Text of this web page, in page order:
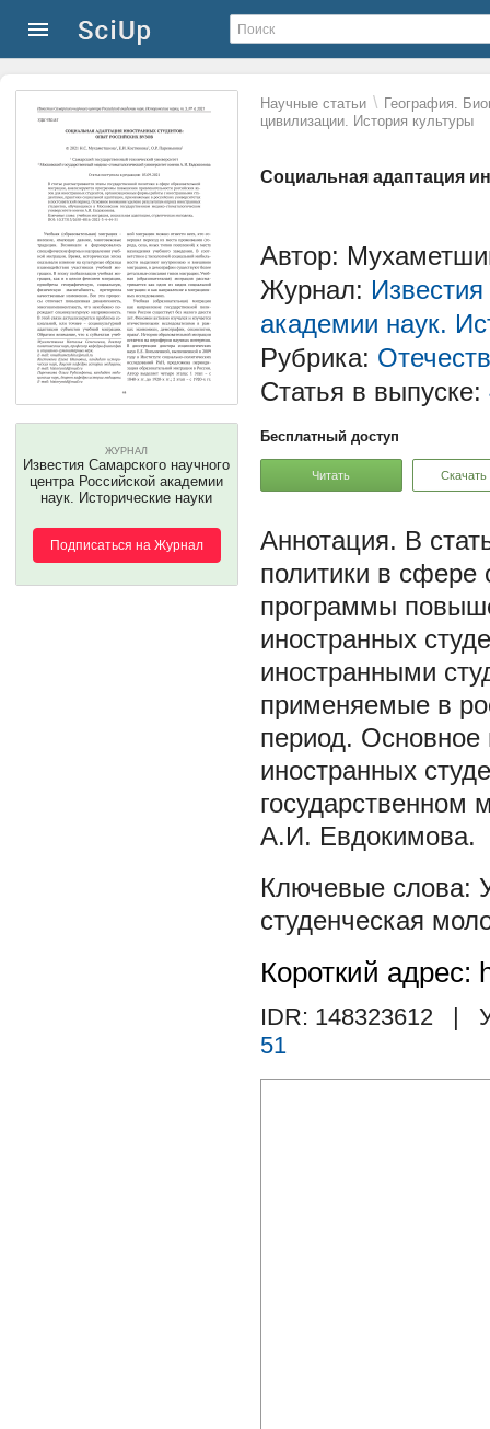
Научные статьи \ География.
цивилизации. История культуры
Социальная адаптация
ЖУРНАЛ
Известия Самарского научного
центра Российской академии
наук. Исторические науки
Подписаться на Журнал
Автор:
Журнал:
академии наук.
Рубрика:
Статья в выпуске:
Бесплатный доступ
Читать Скачать
В
политики в сфере
программы
иностранных
иностранными
применяемые в
период. Основное
иностранных
государственном
А.И. Евдокимова.
студенческая
Короткий адрес:
IDR: 148323612
|
51